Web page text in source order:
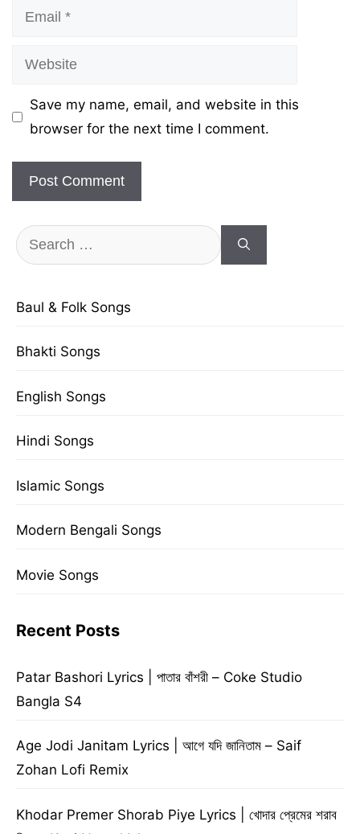
Email
Website
Save my name, email, and website in this
browser for the next time I comment.
Search
for:
Baul & Folk Songs
Bhakti Songs
English Songs
Hindi Songs
Islamic Songs
Modern Bengali Songs
Movie Songs
Recent Posts
Patar Bashori Lyrics | পাতার বাঁশরী – Coke Studio
Bangla S4
Age Jodi Janitam Lyrics | আগে যদি জানিতাম – Saif
Zohan Lofi Remix
Khodar Premer Shorab Piye Lyrics | খোদার প্রেমের শরাব